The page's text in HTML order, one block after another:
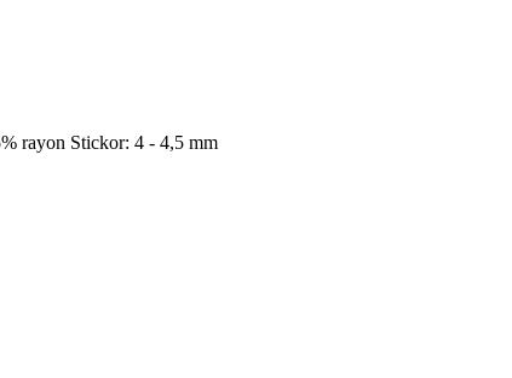
rayon Stickor: 4 - 4,5 mm